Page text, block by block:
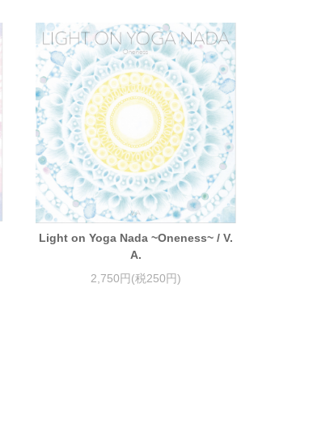
Light on Yoga Nada ~Oneness~ / V.
A.
2,750円(税250円)